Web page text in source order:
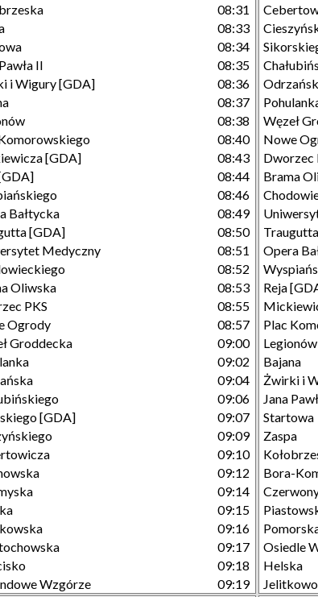
08:31
08:33
08:34
II
08:35
i Wigury [GDA]
08:36
08:37
08:38
08:40
[GDA]
08:43
08:44
08:46
Bałtycka
08:49
[GDA]
08:50
Medyczny
08:51
08:52
Oliwska
08:53
PKS
08:55
Ogrody
08:57
Groddecka
09:00
09:02
09:04
09:06
[GDA]
09:07
09:09
09:10
09:12
09:14
09:15
09:16
09:17
09:18
Wzgórze
09:19
Węzeł
Nowe
Dworzec
Brama
Opera
Reja
Plac
Legionów
Bajana
Żwirki i
Jana
Startowa
Zaspa
Bora-
Osiedle
Helska
Jelitkowo